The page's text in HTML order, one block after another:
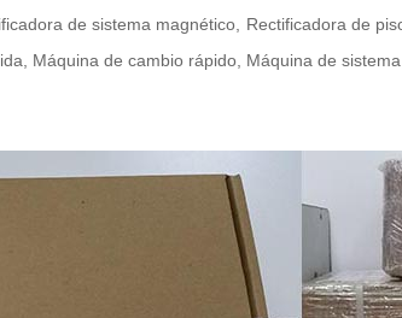
de sistema magnético, Rectificadora de
Máquina de cambio rápido, Máquina de